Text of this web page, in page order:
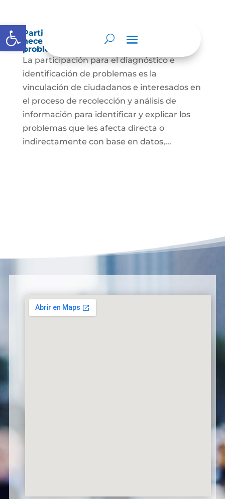
Abrir barra de herramientas
Participación para el diagnóstico de
necesidades e identificación de
problemas.
La participación para el diagnóstico e
identificación de problemas es la
vinculación de ciudadanos e interesados en
el proceso de recolección y análisis de
información para identificar y explicar los
problemas que les afecta directa o
indirectamente con base en datos,...